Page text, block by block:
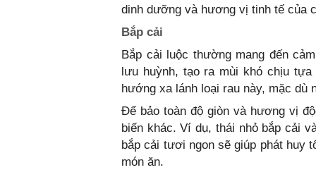
dinh dưỡng và hương vị tinh tế của
Bắp cải
Bắp cải luộc thường mang đến
lưu huỳnh, tạo ra mùi khó chịu
hướng xa lánh loại rau này, mặc dù
Để bảo toàn độ giòn và hương vị
biến khác. Ví dụ, thái nhỏ bắp cải
bắp cải tươi ngon sẽ giúp phát huy
món ăn.